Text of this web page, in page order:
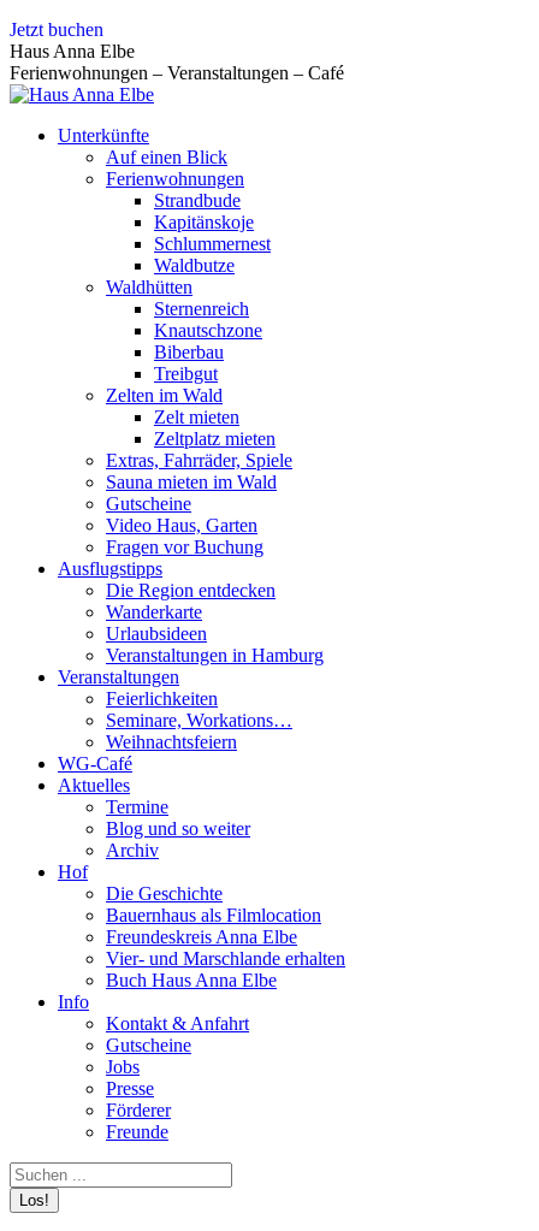
Zum
Inhalt
springen
Jetzt buchen
Haus Anna Elbe
Ferienwohnungen – Veranstaltungen – Café
Unterkünfte
Auf einen Blick
Ferienwohnungen
Strandbude
Kapitänskoje
Schlummernest
Waldbutze
Waldhütten
Sternenreich
Knautschzone
Biberbau
Treibgut
Zelten im Wald
Zelt mieten
Zeltplatz mieten
Extras, Fahrräder, Spiele
Sauna mieten im Wald
Gutscheine
Video Haus, Garten
Fragen vor Buchung
Ausflugstipps
Die Region entdecken
Wanderkarte
Urlaubsideen
Veranstaltungen in Hamburg
Veranstaltungen
Feierlichkeiten
Seminare, Workations…
Weihnachtsfeiern
WG-Café
Aktuelles
Termine
Blog und so weiter
Archiv
Hof
Die Geschichte
Bauernhaus als Filmlocation
Freundeskreis Anna Elbe
Vier- und Marschlande erhalten
Buch Haus Anna Elbe
Info
Kontakt & Anfahrt
Gutscheine
Jobs
Presse
Förderer
Freunde
Search: